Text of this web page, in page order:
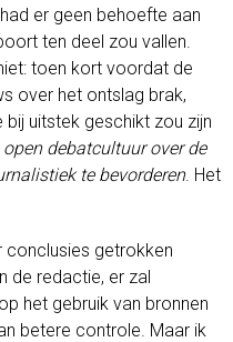
er geen behoefte aan
ten deel zou vallen.
toen kort voordat de
over het ontslag brak,
uitstek geschikt zou zijn
debatcultuur over de
te bevorderen. Het
conclusies getrokken
de redactie, er zal
het gebruik van bronnen
betere controle. Maar ik